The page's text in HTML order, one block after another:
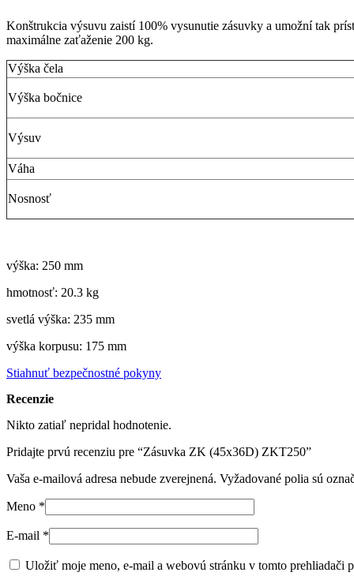
Konštrukcia výsuvu zaistí 100% vysunutie zásuvky a umožní tak
maximálne zaťaženie 200 kg.
Výška čela
Výška bočnice
Výsuv
Váha
Nosnosť
výška: 250 mm
hmotnosť: 20.3 kg
svetlá výška: 235 mm
výška korpusu: 175 mm
Stiahnuť bezpečnostné pokyny
Recenzie
Nikto zatiaľ nepridal hodnotenie.
Pridajte prvú recenziu pre “Zásuvka ZK (45x36D) ZKT250”
Vaša e-mailová adresa nebude zverejnená. Vyžadované polia sú
Meno *
E-mail *
Uložiť moje meno, e-mail a webovú stránku v tomto prehliadači